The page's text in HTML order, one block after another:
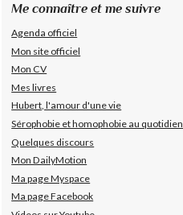
Me connaître et me suivre
Agenda officiel
Mon site officiel
Mon CV
Mes livres
Hubert, l'amour d'une vie
Sérophobie et homophobie au quotidien
Quelques discours
Mon DailyMotion
Ma page Myspace
Ma page Facebook